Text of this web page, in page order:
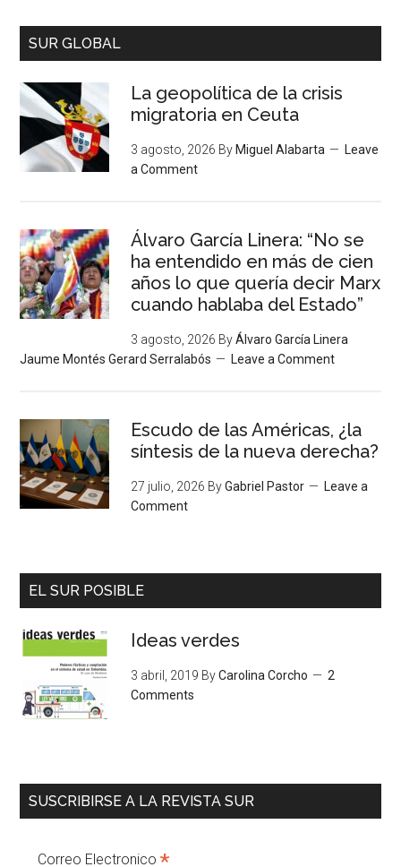
SUR GLOBAL
La geopolítica de la crisis
migratoria en Ceuta
3 agosto, 2026 By Miguel Alabarta
Leave
a Comment
Álvaro García Linera: “No se
ha entendido en más de cien
años lo que quería decir Marx
cuando hablaba del Estado”
3 agosto, 2026 ByÁlvaro García Linera
Jaume Montés Gerard Serralabós
Leave a Comment
Escudo de las Américas, ¿la
síntesis de la nueva derecha?
27 julio, 2026 ByGabriel Pastor
Leave a
Comment
EL SUR POSIBLE
Ideas verdes
3 abril, 2019 ByCarolina Corcho
2
Comments
SUSCRIBIRSE A LA REVISTA SUR
Correo Electronico*